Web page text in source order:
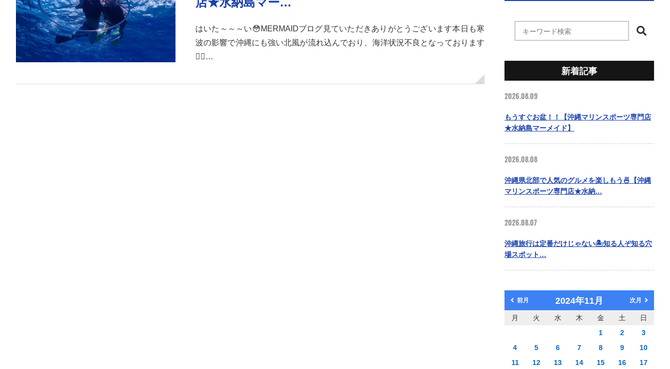
はいた～～～い😳MERMAIDブログ見ていただきありがとうございます本日も寒
波の影響で沖縄にも強い北風が流れ込んでおり、海洋状況不良となっております
😵‍💫…
新着記事
2026.08.09
もうすぐお盆！！【沖縄マリンスポーツ専門店
★水納島マーメイド】
2026.08.08
沖縄県北部で人気のグルメを楽しもう🍜【沖縄
マリンスポーツ専門店★水納…
2026.08.07
沖縄旅行は定番だけじゃない🏝️知る人ぞ知る穴
場スポット…
前月 2024年11月 次月
月 火 水 木 金 土
日
1
2
3
4
5 6 7 8 9
10
11
12 13 14 15 16
17